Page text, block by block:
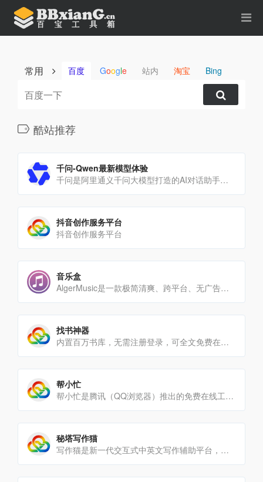
常用 百度 Google 站内 淘宝 Bing
酷站推荐
千问-Qwen最新模型体验
千问是阿里通义千问大模型打造的AI对话助手，通义千问支持问答、写作、代码、翻译、录音、PPT创作、文档处理、音[…]
抖音创作服务平台
抖音创作服务平台
音乐盒
AlgerMusic是一款极简清爽、跨平台、无广告的第三方音乐播放平台，专注为用户提供流畅、纯粹、高自由度的[…]
找书神器
内置百万书库，无需注册登录，可全文免费在线阅读。界面简单，首页有搜索框，输入书名或作者名即可搜索，详情页能查看[…]
帮小忙
帮小忙是腾讯（QQ浏览器）推出的免费在线工具箱，聚合上百种实用工具，无需安装、无广告，适合办公、学习、生活等[…]
秘塔写作猫
写作猫是新一代交互式中英文写作辅助平台，集智能文本纠错、改写润色、自动续写、智能配图为一体。